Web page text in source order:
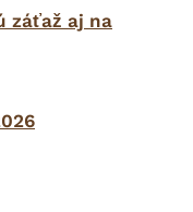
záťaž aj na